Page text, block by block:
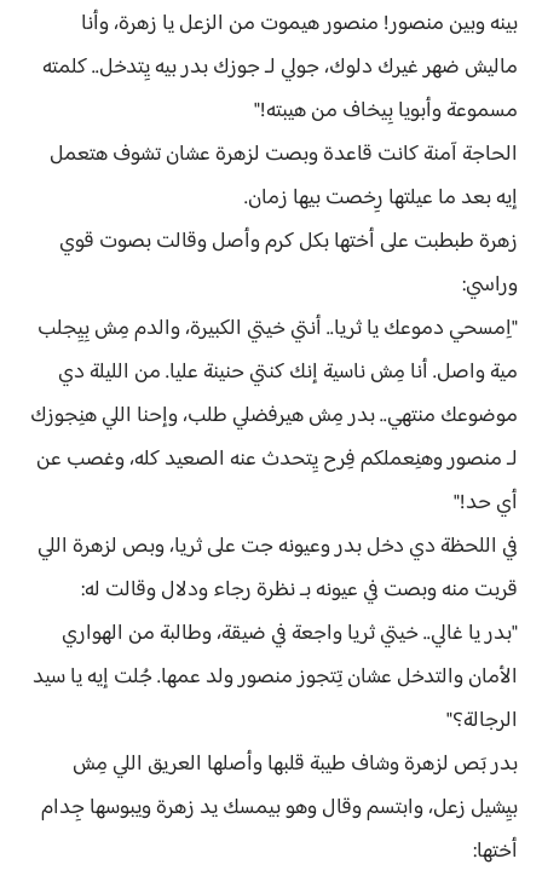
بينه وبين منصور! منصور هيموت من الزعل يا زهرة، وأنا
ماليش ضهر غيرك دلوك، جولي لـ جوزك بدر بيه يِتدخل.. كلمته
مسموعة وأبويا بِيخاف من هيبته!"
الحاجة آمنة كانت قاعدة وبصت لزهرة عشان تشوف هتعمل
إيه بعد ما عيلتها رِخصت بيها زمان.
زهرة طبطبت على أختها بكل كرم وأصل وقالت بصوت قوي
وراسي:
"اِمسحي دموعك يا ثريا.. أنتي خيتي الكبيرة، والدم مِش بِيِجلب
مية واصل. أنا مِش ناسية إنك كنتي حنينة عليا. من الليلة دي
موضوعك منتهي.. بدر مِش هيرفضلي طلب، وإحنا اللي هنِجوزك
لـ منصور وهنِعملكم فِرح يِتحدث عنه الصعيد كله، وغصب عن
أي حد!"
في اللحظة دي دخل بدر وعيونه جت على ثريا، وبص لزهرة اللي
قربت منه وبصت في عيونه بـ نظرة رجاء ودلال وقالت له:
"بدر يا غالي.. خيتي ثريا واجعة في ضيقة، وطالبة من الهواري
الأمان والتدخل عشان تِتجوز منصور ولد عمها. جُلت إيه يا سيد
الرجالة؟"
بدر بَص لزهرة وشاف طيبة قلبها وأصلها العريق اللي مِش
بيِشيل زعل، وابتسم وقال وهو بيمسك يد زهرة ويبوسها جِدام
أختها: